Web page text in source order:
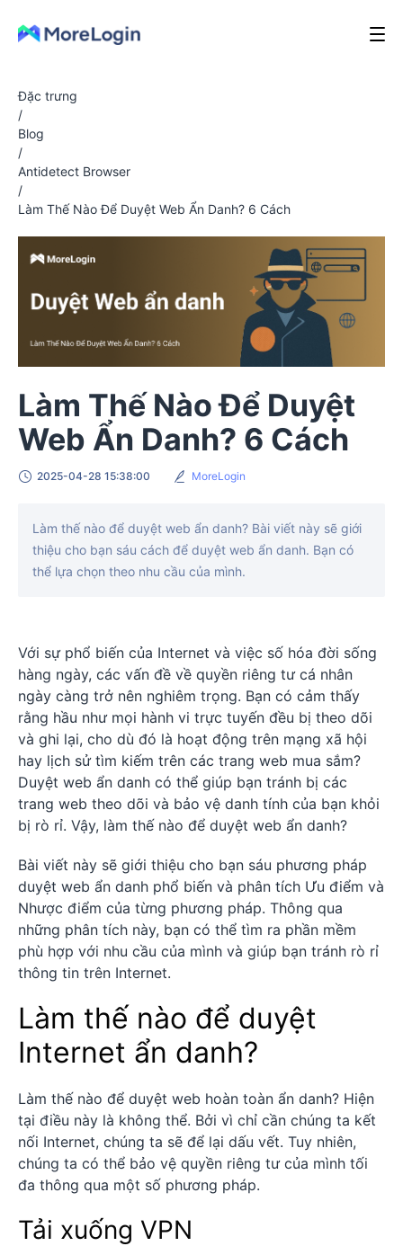
Đặc trưng
/
Blog
/
Antidetect Browser
/
Làm Thế Nào Để Duyệt Web Ẩn Danh? 6 Cách
Làm Thế Nào Để Duyệt
Web Ẩn Danh? 6 Cách
2025-04-28 15:38:00 MoreLogin
Làm thế nào để duyệt web ẩn danh? Bài viết này sẽ giới
thiệu cho bạn sáu cách để duyệt web ẩn danh. Bạn có
thể lựa chọn theo nhu cầu của mình.
Với sự phổ biến của Internet và việc số hóa đời sống
hàng ngày, các vấn đề về quyền riêng tư cá nhân
ngày càng trở nên nghiêm trọng. Bạn có cảm thấy
rằng hầu như mọi hành vi trực tuyến đều bị theo dõi
và ghi lại, cho dù đó là hoạt động trên mạng xã hội
hay lịch sử tìm kiếm trên các trang web mua sắm?
Duyệt web ẩn danh có thể giúp bạn tránh bị các
trang web theo dõi và bảo vệ danh tính của bạn khỏi
bị rò rỉ. Vậy, làm thế nào để duyệt web ẩn danh?
Bài viết này sẽ giới thiệu cho bạn sáu phương pháp
duyệt web ẩn danh phổ biến và phân tích Ưu điểm và
Nhược điểm của từng phương pháp. Thông qua
những phân tích này, bạn có thể tìm ra phần mềm
phù hợp với nhu cầu của mình và giúp bạn tránh rò rỉ
thông tin trên Internet.
Làm thế nào để duyệt
Internet ẩn danh?
Làm thế nào để duyệt web hoàn toàn ẩn danh? Hiện
tại điều này là không thể. Bởi vì chỉ cần chúng ta kết
nối Internet, chúng ta sẽ để lại dấu vết. Tuy nhiên,
chúng ta có thể bảo vệ quyền riêng tư của mình tối
đa thông qua một số phương pháp.
Tải xuống VPN